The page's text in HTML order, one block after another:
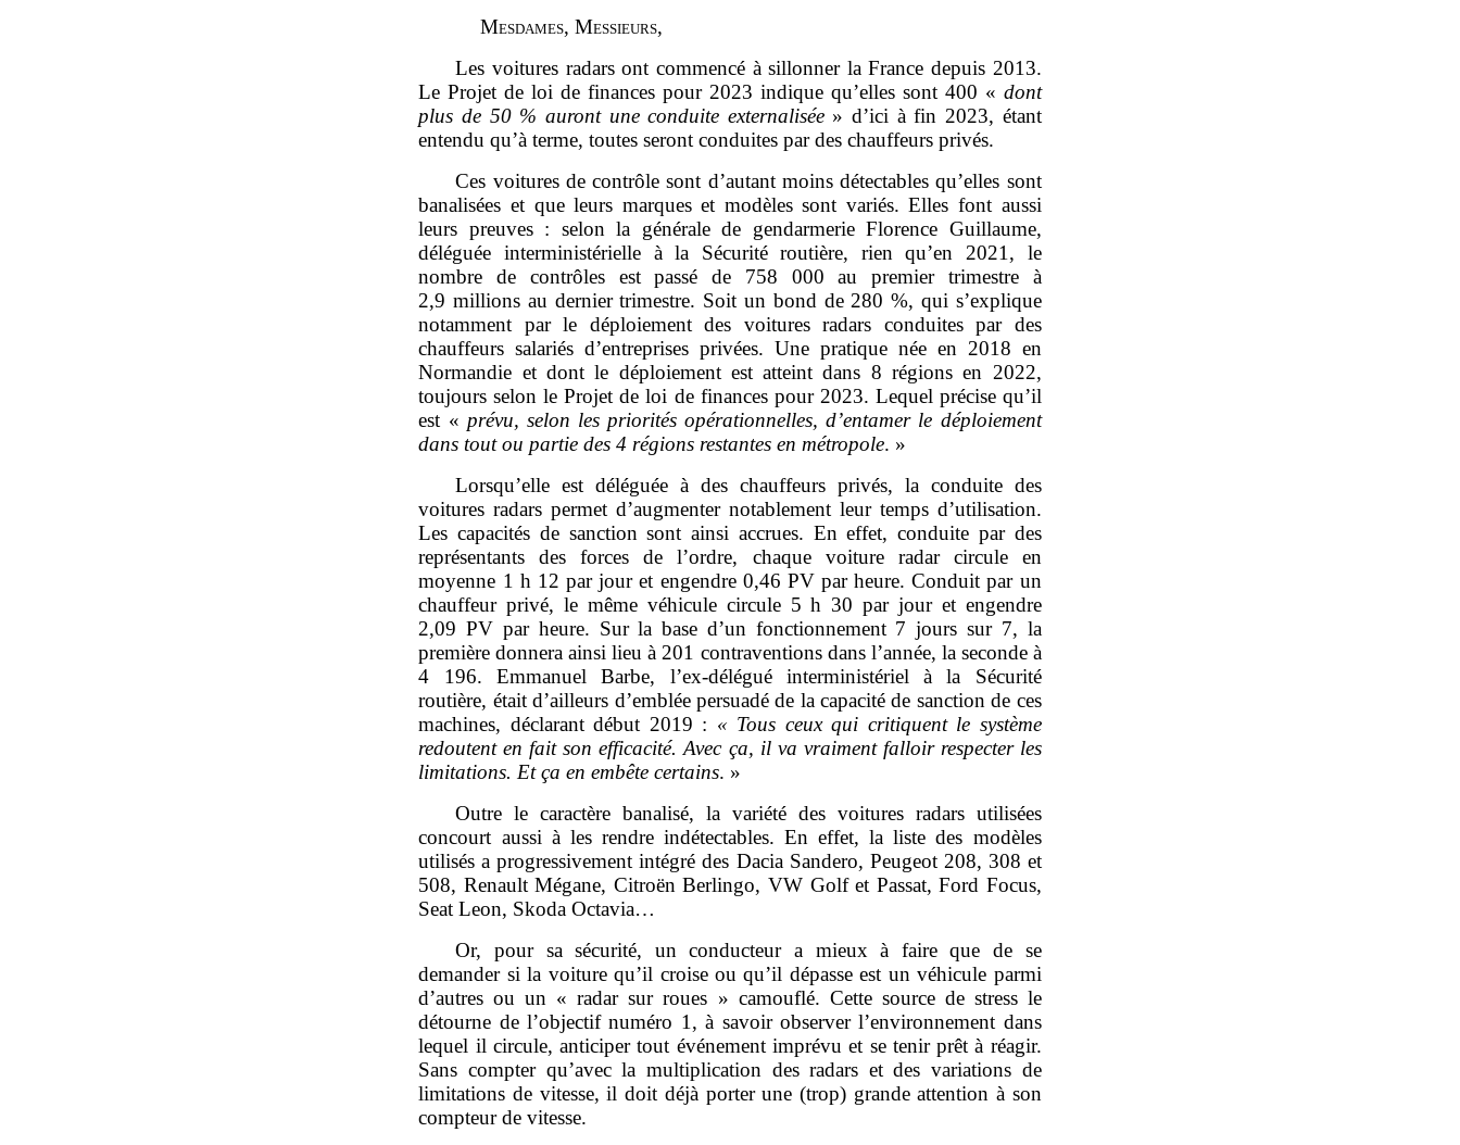
Mesdames, Messieurs,
Les voitures radars ont commencé à sillonner la France depuis 2013.
Le Projet de loi de finances pour 2023 indique qu’elles sont 400 « dont
plus de 50 % auront une conduite externalisée» d’ici à fin 2023, étant
entendu qu’à terme, toutes seront conduites par des chauffeurs privés.
Ces voitures de contrôle sont d’autant moins détectables qu’elles sont
banalisées et que leurs marques et modèles sont variés. Elles font aussi
leurs preuves : selon la générale de gendarmerie Florence Guillaume,
déléguée interministérielle à la Sécurité routière, rien qu’en 2021, le
nombre de contrôles est passé de 758 000 au premier trimestre à
2,9 millions au dernier trimestre. Soit un bond de 280 %, qui s’explique
notamment par le déploiement des voitures radars conduites par des
chauffeurs salariés d’entreprises privées. Une pratique née en 2018 en
Normandie et dont le déploiement est atteint dans 8 régions en 2022,
toujours selon le Projet de loi de finances pour 2023. Lequel précise qu’il
est « prévu, selon les priorités opérationnelles, d’entamer le déploiement
dans tout ou partie des 4 régions restantes en métropole. »
Lorsqu’elle est déléguée à des chauffeurs privés, la conduite des
voitures radars permet d’augmenter notablement leur temps d’utilisation.
Les capacités de sanction sont ainsi accrues. En effet, conduite par des
représentants des forces de l’ordre, chaque voiture radar circule en
moyenne 1 h 12 par jour et engendre 0,46 PV par heure. Conduit par un
chauffeur privé, le même véhicule circule 5 h 30 par jour et engendre
2,09 PV par heure. Sur la base d’un fonctionnement 7 jours sur 7, la
première donnera ainsi lieu à 201 contraventions dans l’année, la seconde à
4 196. Emmanuel Barbe, l’ex‑délégué interministériel à la Sécurité
routière, était d’ailleurs d’emblée persuadé de la capacité de sanction de ces
machines, déclarant début 2019 : « Tous ceux qui critiquent le système
redoutent en fait son efficacité. Avec ça, il va vraiment falloir respecter les
limitations. Et ça en embête certains. »
Outre le caractère banalisé, la variété des voitures radars utilisées
concourt aussi à les rendre indétectables. En effet, la liste des modèles
utilisés a progressivement intégré des Dacia Sandero, Peugeot 208, 308 et
508, Renault Mégane, Citroën Berlingo, VW Golf et Passat, Ford Focus,
Seat Leon, Skoda Octavia…
Or, pour sa sécurité, un conducteur a mieux à faire que de se
demander si la voiture qu’il croise ou qu’il dépasse est un véhicule parmi
d’autres ou un « radar sur roues » camouflé. Cette source de stress le
détourne de l’objectif numéro 1, à savoir observer l’environnement dans
lequel il circule, anticiper tout événement imprévu et se tenir prêt à réagir.
Sans compter qu’avec la multiplication des radars et des variations de
limitations de vitesse, il doit déjà porter une (trop) grande attention à son
compteur de vitesse.